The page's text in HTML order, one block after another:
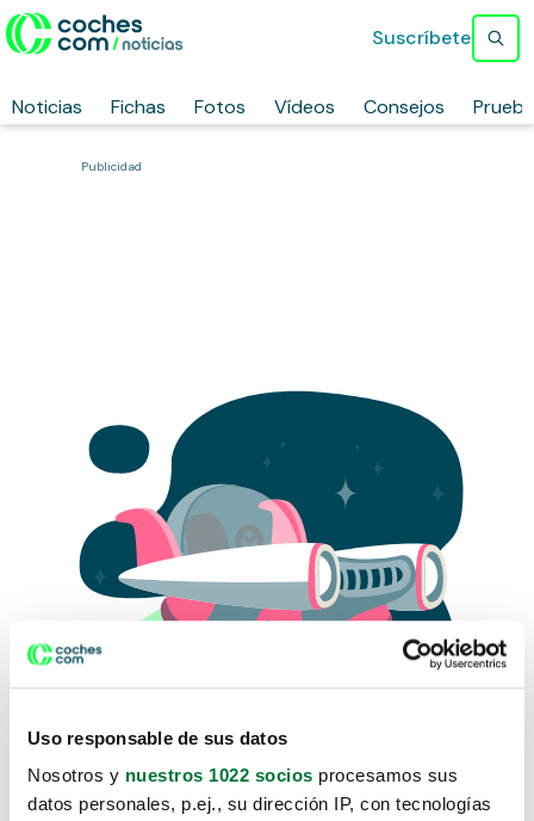
Uso responsable de sus datos
Nosotros y nuestros 1022 socios procesamos sus
datos personales, p.ej., su dirección IP, con tecnologías
Noticias Fichas Fotos Vídeos Consejos
Suscríbete
Publicidad